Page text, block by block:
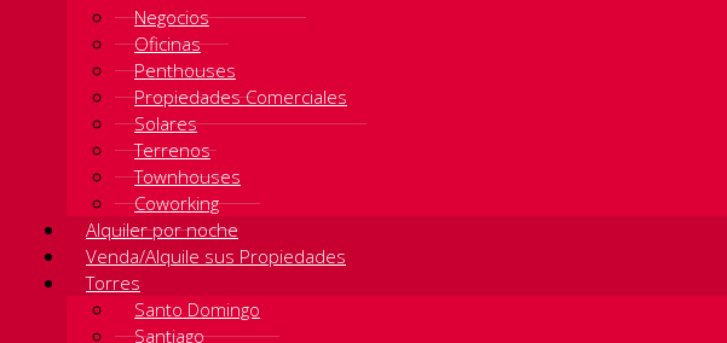
Negocios
Oficinas
Penthouses
Propiedades Comerciales
Solares
Terrenos
Townhouses
Coworking
Alquiler por noche
Venda/Alquile sus Propiedades
Torres
Santo Domingo
Santiago